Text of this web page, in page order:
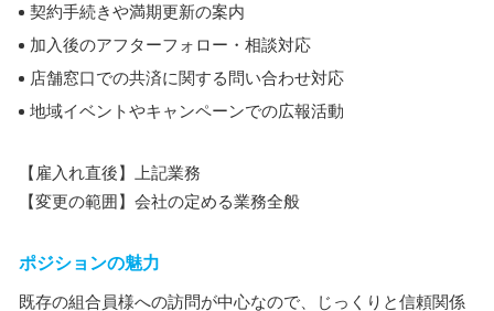
契約手続きや満期更新の案内
加入後のアフターフォロー・相談対応
店舗窓口での共済に関する問い合わせ対応
地域イベントやキャンペーンでの広報活動
【雇入れ直後】上記業務
【変更の範囲】会社の定める業務全般
ポジションの魅力
既存の組合員様への訪問が中心なので、じっくりと信頼関係